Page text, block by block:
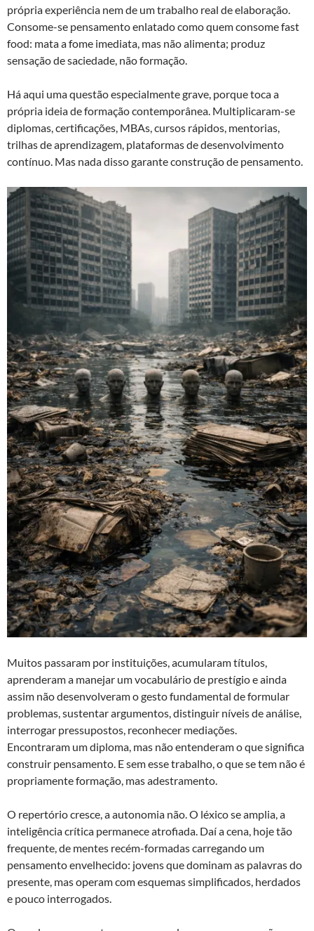
própria experiência nem de um trabalho real de elaboração.
Consome-se pensamento enlatado como quem consome fast
food: mata a fome imediata, mas não alimenta; produz
sensação de saciedade, não formação.
Há aqui uma questão especialmente grave, porque toca a
própria ideia de formação contemporânea. Multiplicaram-se
diplomas, certificações, MBAs, cursos rápidos, mentorias,
trilhas de aprendizagem, plataformas de desenvolvimento
contínuo. Mas nada disso garante construção de pensamento.
Muitos passaram por instituições, acumularam títulos,
aprenderam a manejar um vocabulário de prestígio e ainda
assim não desenvolveram o gesto fundamental de formular
problemas, sustentar argumentos, distinguir níveis de análise,
interrogar pressupostos, reconhecer mediações.
Encontraram um diploma, mas não entenderam o que significa
construir pensamento. E sem esse trabalho, o que se tem não é
propriamente formação, mas adestramento.
O repertório cresce, a autonomia não. O léxico se amplia, a
inteligência crítica permanece atrofiada. Daí a cena, hoje tão
frequente, de mentes recém-formadas carregando um
pensamento envelhecido: jovens que dominam as palavras do
presente, mas operam com esquemas simplificados, herdados
e pouco interrogados.